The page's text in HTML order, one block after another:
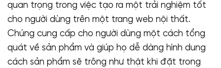
quan trọng trong việc tạo ra một trải nghiệm tốt
cho người dùng trên một trang web nội thất.
Chúng cung cấp cho người dùng một cách tổng
quát về sản phẩm và giúp họ dễ dàng hình dung
cách sản phẩm sẽ trông như thật khi đặt trong